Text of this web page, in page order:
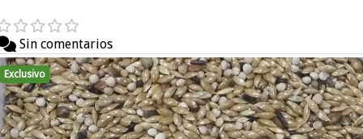
Sin comentarios
Exclusivo